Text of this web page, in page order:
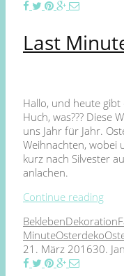
Last
Hallo, und heute
Huch, was??? Diese
uns Jahr für Jahr.
Weihnachten, wobei
kurz nach Silvester
anlachen.
Continue reading
BeklebenDekoration
MinuteOsterdeko
21. März 201630.